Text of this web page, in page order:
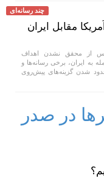
چند رسانه‌ای
مقابل ایران
از محقق نشدن اهداف
به ایران، برخی رسانه‌ها و
شدن گزینه‌های پیش‌روی
در صدر